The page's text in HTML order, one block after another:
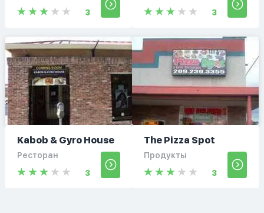
3
3
Kabob & Gyro House
Ресторан
3
The Pizza Spot
Продукты
3